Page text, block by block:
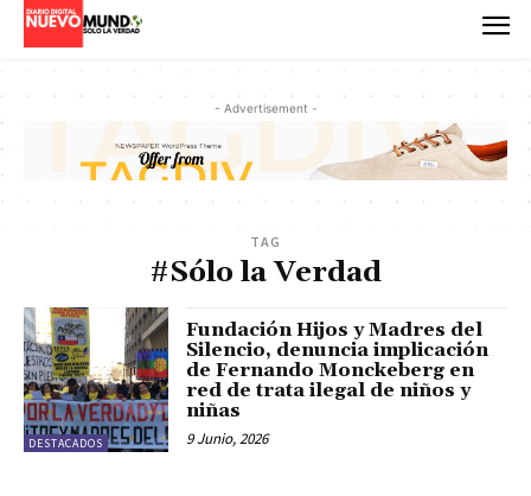
- Advertisement -
TAG
#Sólo la Verdad
DESTACADOS
Fundación Hijos y Madres del
Silencio, denuncia implicación
de Fernando Monckeberg en
red de trata ilegal de niños y
niñas
9 Junio, 2026